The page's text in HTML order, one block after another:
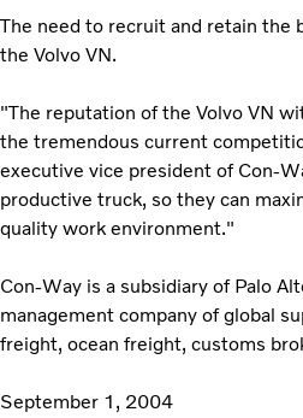
The need to recruit and retain the
the Volvo VN.
"The reputation of the Volvo VN
the tremendous current
executive vice president of Con-
productive truck, so they can
quality work environment."
Con-Way is a subsidiary of Palo
management company of global
freight, ocean freight, customs
September 1, 2004